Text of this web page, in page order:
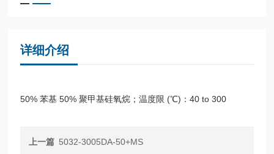
详细介绍
50% 苯基 50% 聚甲基硅氧烷；温度限 (℃)：40 to 300
上一篇 5032-3005DA-50+MS